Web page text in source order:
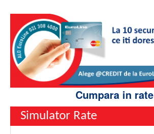
Cumpara in rate
Simulator Rate